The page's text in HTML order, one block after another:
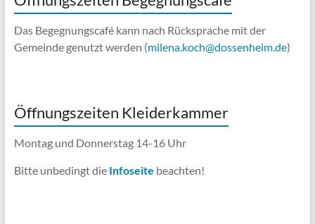
Das Begegnungscafé kann nach Rücksprache mit der
Gemeinde genutzt werden (milena.koch@dossenheim.de)
Öffnungszeiten Kleiderkammer
Montag und Donnerstag 14-16 Uhr
Bitte unbedingt die Infoseite beachten!